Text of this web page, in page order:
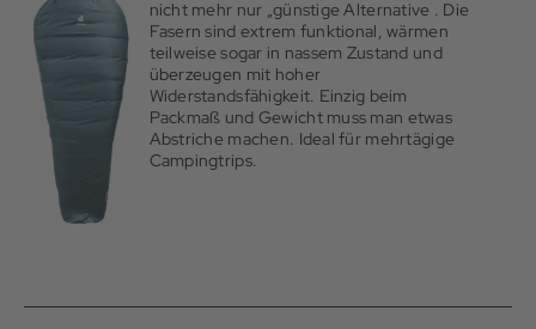
verarbeitet wurden. Gleiches gilt auch für Obermaterial des
Schlafsackes, welches in der Regel aus Polyester besteht. Viele
Schlafsäcke verfügen diesbezüglich über ein entsprechendes
Prüfsigel. Natürlich spielt auch die Qualität der Daunen eine
entscheidende Rolle, weswegen der Interessierte seinen
künftigen Schlafsack im Outdoor Shop von Sport Schuster
kaufen sollte, da hier Qualität und Sicherheit an erster Stelle
stehen. Die richtige Mischung beim Daunenschlafsack ist
wichtig, denn er sollte auch über Federn verfügen, welche
durchaus noch den Kiel haben. Dies ist auf einem
entsprechenden Etikett auch für den Laien erkennbar. Die
nicht mehr nur „günstige Alternative . Die
Fasern sind extrem funktional, wärmen
teilweise sogar in nassem Zustand und
überzeugen mit hoher
Widerstandsfähigkeit. Einzig beim
Packmaß und Gewicht muss man etwas
Abstriche machen. Ideal für mehrtägige
Campingtrips.